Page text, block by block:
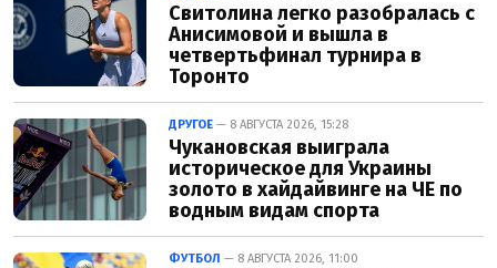
Свитолина легко разобралась с
Анисимовой и вышла в
четвертьфинал турнира в
Торонто
ДРУГОЕ — 8 АВГУСТА 2026, 15:28
Чукановская выиграла
историческое для Украины
золото в хайдайвинге на ЧЕ по
водным видам спорта
ФУТБОЛ — 8 АВГУСТА 2026, 11:00